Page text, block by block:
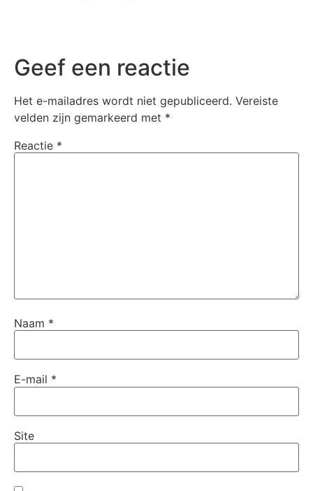
Geef een reactie
Het e-mailadres wordt niet gepubliceerd. Vereiste
velden zijn gemarkeerd met *
Reactie *
Naam *
E-mail *
Site